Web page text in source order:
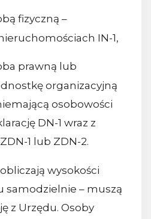
fizyczną –
IN-1,
prawną lub
organizacyjną
osobowości
DN-1 wraz z
1 lub ZDN-2.
wysokości
samodzielnie – muszą
z Urzędu. Osoby